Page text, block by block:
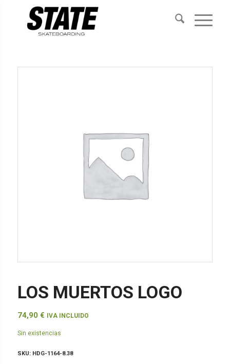
LOS MUERTOS LOGO
74,90 € IVA INCLUIDO
Sin existencias
SKU: HDG-1164-8.38